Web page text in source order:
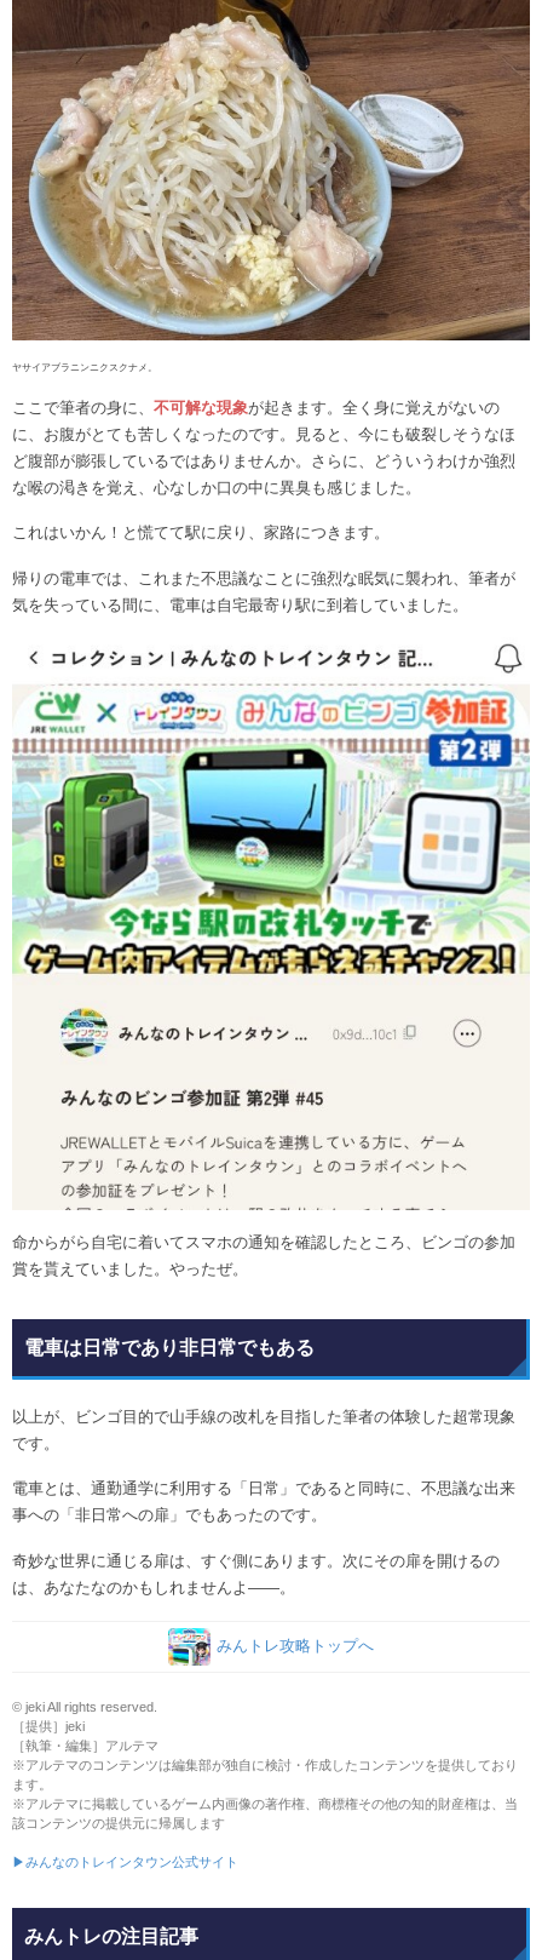
ヤサイアブラニンニクスクナメ。
ここで筆者の身に、 不可解な現象が起きます。全く身に覚えがないの
に、お腹がとても苦しくなったのです。見ると、今にも破裂しそうなほ
ど腹部が膨張しているではありませんか。さらに、どういうわけか強烈
な喉の渇きを覚え、心なしか口の中に異臭も感じました。
これはいかん！と慌てて駅に戻り、家路につきます。
帰りの電車では、これまた不思議なことに強烈な眠気に襲われ、筆者が
気を失っている間に、電車は自宅最寄り駅に到着していました。
命からがら自宅に着いてスマホの通知を確認したところ、ビンゴの参加
賞を貰えていました。やったぜ。
電車は日常であり非日常でもある
以上が、ビンゴ目的で山手線の改札を目指した筆者の体験した超常現象
です。
電車とは、通勤通学に利用する「日常」であると同時に、不思議な出来
事への「非日常への扉」でもあったのです。
奇妙な世界に通じる扉は、すぐ側にあります。次にその扉を開けるの
は、あなたなのかもしれませんよ――。
みんトレ攻略トップへ
© jeki All rights reserved.
［提供］jeki
［執筆・編集］アルテマ
※アルテマのコンテンツは編集部が独自に検討・作成したコンテンツを提供しており
ます。
※アルテマに掲載しているゲーム内画像の著作権、商標権その他の知的財産権は、当
該コンテンツの提供元に帰属します
▶みんなのトレインタウン公式サイト
みんトレの注目記事